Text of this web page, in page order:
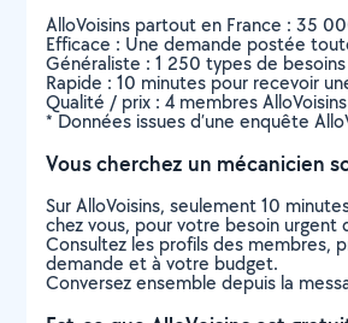
AlloVoisins partout en France : 35
Efficace : Une demande postée
Généraliste : 1 250 types de
Rapide : 10 minutes pour recevoir
Qualité / prix : 4 membres
* Données issues d’une enquête
Vous cherchez un mécanicien
Sur AlloVoisins, seulement 10
chez vous, pour votre besoin
Consultez les profils des membres,
demande et à votre budget.
Conversez ensemble depuis la